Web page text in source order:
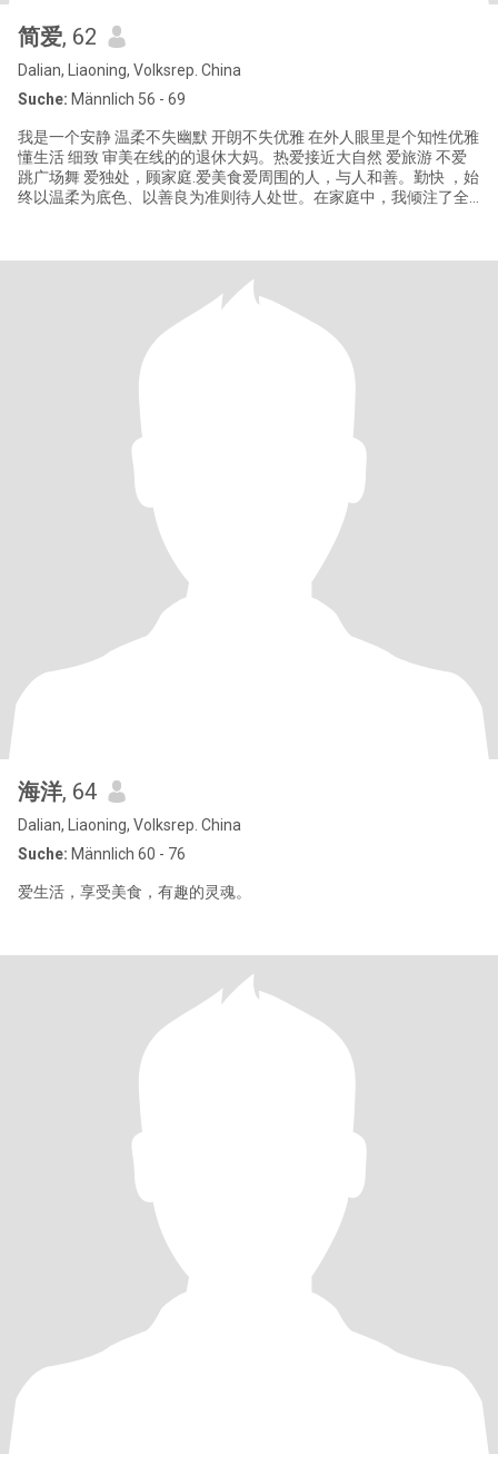
简爱, 62
Dalian, Liaoning, Volksrep. China
Suche: Männlich 56 - 69
我是一个安静 温柔不失幽默 开朗不失优雅 在外人眼里是个知性优雅
懂生活 细致 审美在线的的退休大妈。热爱接近大自然 爱旅游 不爱
跳广场舞 爱独处，顾家庭.爱美食爱周围的人，与人和善。勤快 ，始
终以温柔为底色、以善良为准则待人处世。在家庭中，我倾注了全
与认可。 工作期间，我始终保持积极进取的态度，认真负责地完成
每一项任务，展现出较强的执行力与敬业精神。退休后，我开启了
海洋, 64
Dalian, Liaoning, Volksrep. China
Suche: Männlich 60 - 76
爱生活，享受美食，有趣的灵魂。